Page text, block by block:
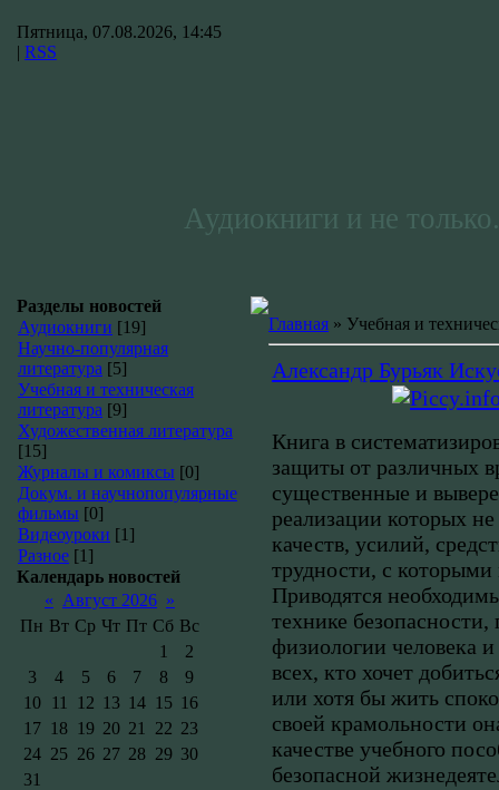
Пятница, 07.08.2026, 14:45
| RSS
Аудиокниги и не
Разделы новостей
Аудиокниги [19]
Научно-популярная
литература [5]
Учебная и техническая
литература [9]
Художественная литература
[15]
Журналы и комиксы [0]
Докум. и научнопопулярные
фильмы [0]
Видеоуроки [1]
Разное [1]
Календарь новостей
« Август 2026 »
Пн Вт Ср Чт Пт Сб Вс
1
2
3
4 5 6 7 8
9
10
11 12 13 14 15 16
17
18 19 20 21 22 23
24 25 26 27 28 29 30
31
Главная » Учебная и
Александр Бурьяк
Книга в
защиты от различных
существенные и
реализации которых
качеств, усилий,
трудности, с
Приводятся
технике
физиологии человека
всех, кто хочет
или хотя бы жить
своей крамольности
качестве учебного
безопасной